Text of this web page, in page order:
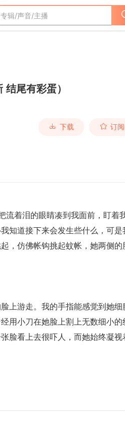
尾有彩蛋）
下载 订阅
流着泪的眼睛凑到我面前，盯着
道接下来会发生些什么，可是
，仿佛帐钩挑起蚊帐，她两侧的
游走。我的手指能感觉到她细
用小刀在她脸上割上无数细小的
脸看上去很吓人，而她始终凝视